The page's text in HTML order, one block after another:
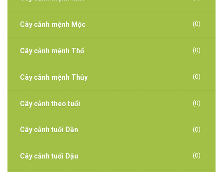
Cây cảnh mệnh Mộc (0)
Cây cảnh mệnh Thổ (0)
Cây cảnh mệnh Thủy (0)
Cây cảnh theo tuổi (0)
Cây cảnh tuổi Dần (0)
Cây cảnh tuổi Dậu (0)